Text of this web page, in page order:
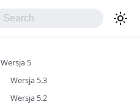
Wersja 5
Wersja 5.3
Wersja 5.2